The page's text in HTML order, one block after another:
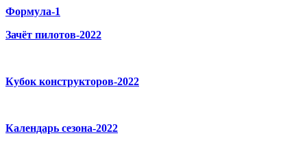
Формула-1
Зачёт пилотов-2022
Кубок конструкторов-2022
Календарь сезона-2022